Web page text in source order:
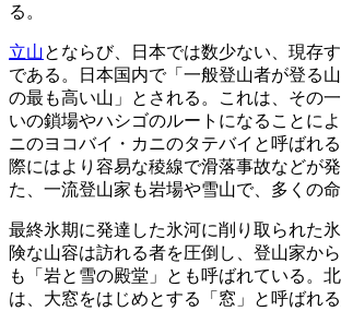
る。
立山とならび、日本では数少ない、現存
である。日本国内で「一般登山者が登る
の最も高い山」とされる。これは、その
いの鎖場やハシゴのルートになることに
ニのヨコバイ・カニのタテバイと呼ばれ
際にはより容易な稜線で滑落事故などが
た、一流登山家も岩場や雪山で、多くの命
最終氷期に発達した氷河に削り取られた
険な山容は訪れる者を圧倒し、登山家か
も「岩と雪の殿堂」とも呼ばれている。
は、大窓をはじめとする「窓」と呼ばれ